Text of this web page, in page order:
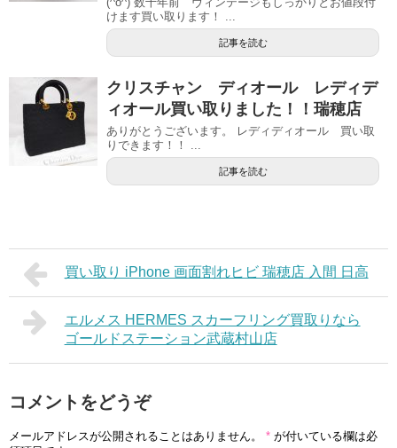
けます買い取ります！ ...
記事を読む
クリスチャン ディオール レディデ
ィオール買い取りました！！瑞穂店
ありがとうございます。 レディディオール 買い取
りできます！！ ...
記事を読む
買い取り iPhone 画面割れヒビ 瑞穂店 入間 日高
エルメス HERMES スカーフリング買取りなら
ゴールドステーション武蔵村山店
コメントをどうぞ
メールアドレスが公開されることはありません。 * が付いている欄は必